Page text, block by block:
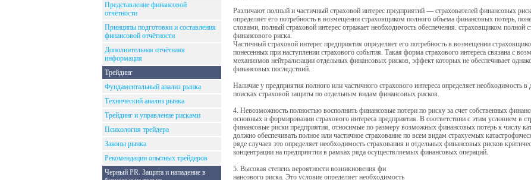
Представление финансовой
отчётности
Принципы подготовки и составления
финансовой отчётности
Дополнительная отчётнаяя
информация
Трейдинг
Фундаментальный анализ рынка
Технический анализ рынка
Трейдинг и управление рисками
Психология трейдера
Законы рынка
Рекомендации опытных трейдеров
Черный PR. Защита и нападение в
Различают полный и частичный страховой интерес предприятий — страхователей финансовых
определяет его потребность в возмещении страховщиком полного объема финансовых потерь,
словами, полный страховой интерес отражает необходимость обеспечения. страховщиком
финансового риска.
Частичный страховой интерес предприятия определяет его потребность в возмещении
понесенных при наступлении страхового события. Такая форма страхового интереса связана с
механизмов нейтрализации отдельных финансовых рисков, эффект которых не обеспечивает
финансовых последствий.
Наличие у предприятия полного или частичного страхового интереса определяет
поисках страховой защиты по отдельным видам финансовых рисков.
4. Невозможность полностью восполнить финансовые потери по риску за счет собственных
основных в формировании страхового интереса предприятия. В соответствии с этим условием в
финансовые риски предприятия, относимые по размеру возможных финансовых потерь к числу
должно обеспечивать полное или частичное страхование по всем видам страхуемых
ряде случаев это определяет необходимость страхования и отдельных финансовых рисков
концентрации на предприятии в рамках ряда осуществляемых финансовых операций.
5. Высокая степень вероятности возникновения фи
нансового риска. Это условие определяет необходимость